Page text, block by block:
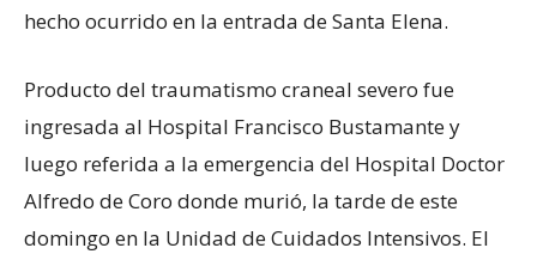
hecho ocurrido en la entrada de Santa Elena.
Producto del traumatismo craneal severo fue
ingresada al Hospital Francisco Bustamante y
luego referida a la emergencia del Hospital Doctor
Alfredo de Coro donde murió, la tarde de este
domingo en la Unidad de Cuidados Intensivos. El